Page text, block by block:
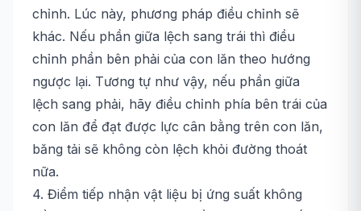
chỉnh. Lúc này, phương pháp điều chỉnh sẽ
khác. Nếu phần giữa lệch sang trái thì điều
chỉnh phần bên phải của con lăn theo hướng
ngược lại. Tương tự như vậy, nếu phần giữa
lệch sang phải, hãy điều chỉnh phía bên trái của
con lăn để đạt được lực cân bằng trên con lăn,
băng tải sẽ không còn lệch khỏi đường thoát
nữa.
4. Điểm tiếp nhận vật liệu bị ứng suất không